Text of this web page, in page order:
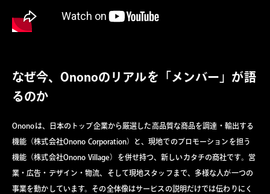
なぜ今、Ononoのリアルを「メンバー」が語
るのか
Ononoは、日本のトップ企業から厳選した高品質な商品を調達・輸出する
機能（株式会社Onono Corporation）と、現地でのプロモーションを担う
機能（株式会社Onono Village）を併せ持つ、新しいカタチの商社です。営
業・広告・デザイン・物流、そして現地スタッフまで、多様な人が一つの
事業を動かしています。その全体像はサービスの説明だけでは伝わりにく